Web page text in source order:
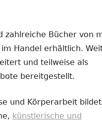
zahlreiche Bücher von
Handel erhältlich.
und teilweise als
bereitgestellt.
und Körperarbeit bildet
künstlerische und